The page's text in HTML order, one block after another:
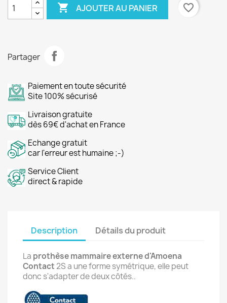
 AJOUTER AU PANIER favorite_border
Partager
Paiement en toute sécurité
Site 100% sécurisé
Livraison gratuite
dès 69€ d'achat en France
Echange gratuit
car l'erreur est humaine ;-)
Service Client
direct & rapide
Description Détails du produit
La prothèse mammaire externed'Amoena
Contact2S a une forme symétrique, elle peut
donc s'adapter de deux côtés..